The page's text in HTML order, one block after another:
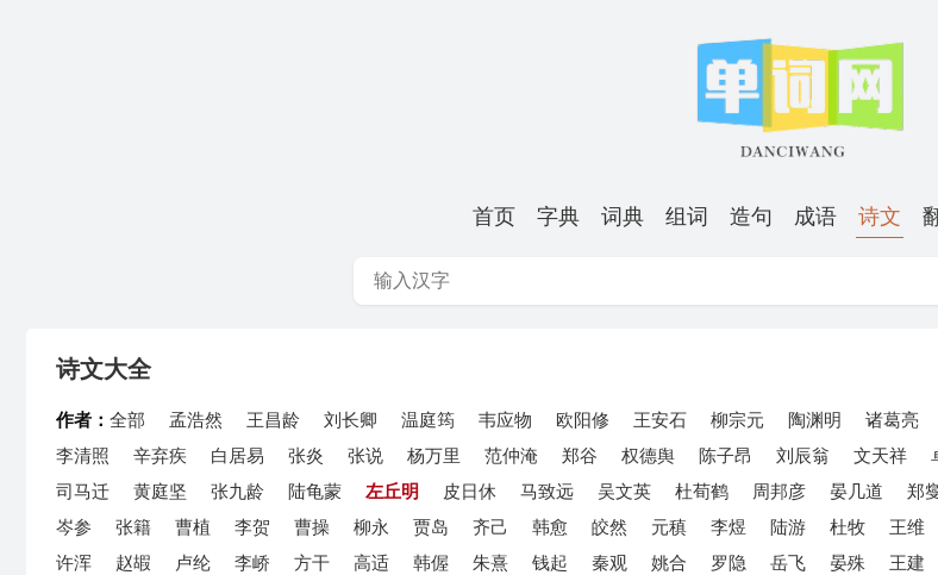
首页 字典 词典 组词 造句 成语 诗文
诗文大全
作者： 全部 孟浩然 王昌龄 刘长卿 温庭筠 韦应物 欧阳修 王安石 柳宗元 陶渊明 诸葛亮
李清照
辛弃疾 白居易 张炎 张说 杨万里 范仲淹 郑谷 权德舆 陈子昂 刘辰翁 文天祥
司马迁
黄庭坚 张九龄 陆龟蒙 左丘明 皮日休 马致远 吴文英 杜荀鹤 周邦彦 晏几道 郑
岑参
张籍 曹植 李贺 曹操 柳永 贾岛 齐己 韩愈 皎然 元稹 李煜 陆游 杜牧 王维
许浑
赵嘏 卢纶 李峤 方干 高适 韩偓 朱熹 钱起 秦观 姚合 罗隐 岳飞 晏殊 王建